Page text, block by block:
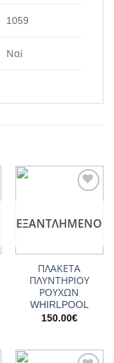
1059
Ναί
ΕΞΑΝΤΛΗΜΈΝΟ
ΠΛΑΚΕΤΑ
ΠΛΥΝΤΗΡΙΟΥ
ΡΟΥΧΩΝ
WHIRLPOOL
150.00€